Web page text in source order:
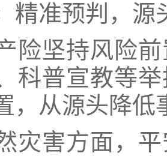
精准预判，源
险坚持风险
科普宣教等
，从源头降低
灾害方面，